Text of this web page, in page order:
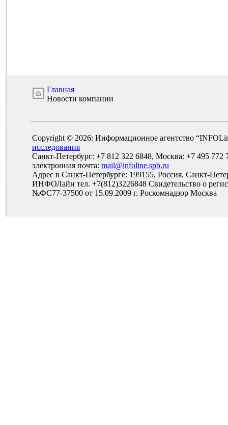
Главная
Новости компании
Copyright © 2026: Информационное агентство
исследования
Санкт-Петербург: +7 812 322 6848, Москва: +7 495 772
электронная почта: mail@infoline.spb.ru
Адрес в Санкт-Петербурге: 199155, Россия, Санкт-
ИНФОЛайн тел. +7(812)3226848 Свидетельство о
№ФС77-37500 от 15.09.2009 г. Роскомнадзор Москва